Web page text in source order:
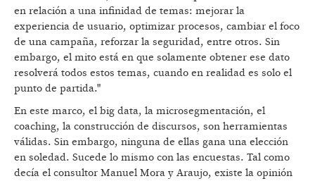
en relación a una infinidad de temas: mejorar la
experiencia de usuario, optimizar procesos, cambiar el foco
de una campaña, reforzar la seguridad, entre otros. Sin
embargo, el mito está en que solamente obtener ese dato
resolverá todos estos temas, cuando en realidad es solo el
punto de partida."
En este marco, el big data, la microsegmentación, el
coaching, la construcción de discursos, son herramientas
válidas. Sin embargo, ninguna de ellas gana una elección
en soledad. Sucede lo mismo con las encuestas. Tal como
decía el consultor Manuel Mora y Araujo, existe la opinión